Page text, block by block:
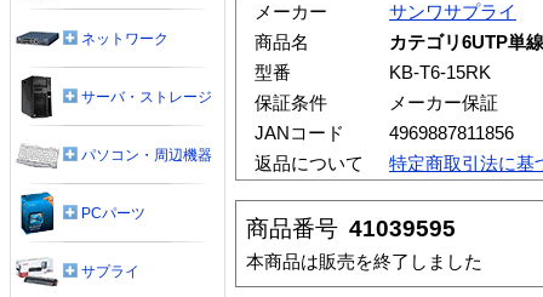
メーカー
サンワサプライ
商品名
カテゴリ6UTP単
型番
KB-T6-15RK
保証条件
メーカー保証
JANコード
4969887811856
返品について
特定商取引法に基
商品番号 41039595
本商品は販売を終了しました
ネットワーク
サーバ・ストレージ
パソコン・周辺機器
PCパーツ
サプライ